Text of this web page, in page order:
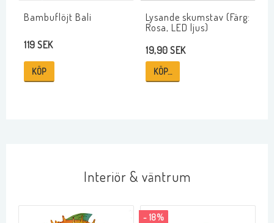
Lägg till i favoritlistan
Bambuflöjt Bali
119 SEK
KÖP
Lägg
Lysande skumstav (Färg:
Rosa, LED ljus)
19,90 SEK
KÖP…
Interiör & väntrum
- 18%